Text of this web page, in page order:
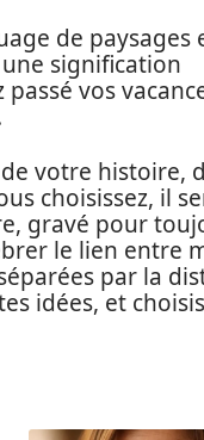
de paysages
signification
vos
votre histoire,
choisissez, il
gravé pour
le lien entre
par la
idées, et